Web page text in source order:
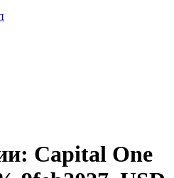
Capital One